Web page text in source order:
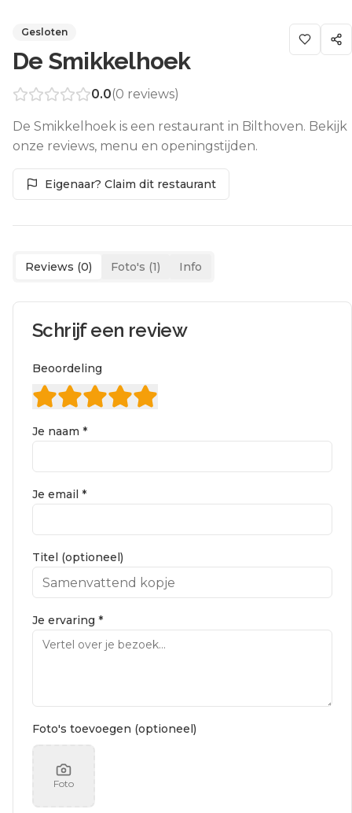
Gesloten
De Smikkelhoek
0.0(0 reviews)
De Smikkelhoek is een restaurant in Bilthoven. Bekijk
onze reviews, menu en openingstijden.
Eigenaar? Claim dit restaurant
Reviews (0) Foto's (1) Info
Schrijf een review
Beoordeling
Je naam *
Je email *
Titel (optioneel)
Je ervaring *
Foto's toevoegen (optioneel)
Foto